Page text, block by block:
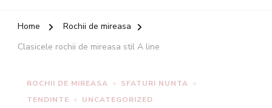
Home
Rochii de mireasa
Clasicele rochii de mireasa stil A line
ROCHII DE MIREASA
SFATURI NUNTA
TENDINTE
UNCATEGORIZED